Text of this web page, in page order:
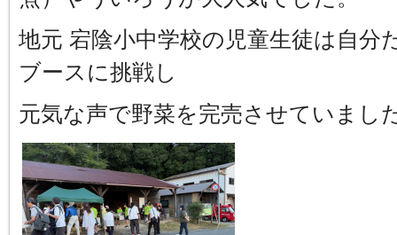
地元 宕陰小中学校の児童生徒は自分
ブースに挑戦し
元気な声で野菜を完売させていまし